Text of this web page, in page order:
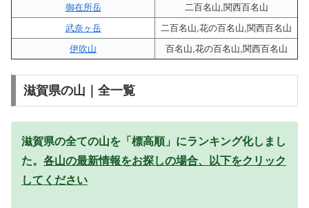
御在所岳
二百名山,関西百名山
武奈ヶ岳
二百名山,花の百名山,関西百名山
伊吹山
百名山,花の百名山,関西百名山
滋賀県の山｜全一覧
滋賀県の全ての山を「標高順」にランキング化しまし
た。 各山の最新情報をお探しの場合、以下をクリック
してください